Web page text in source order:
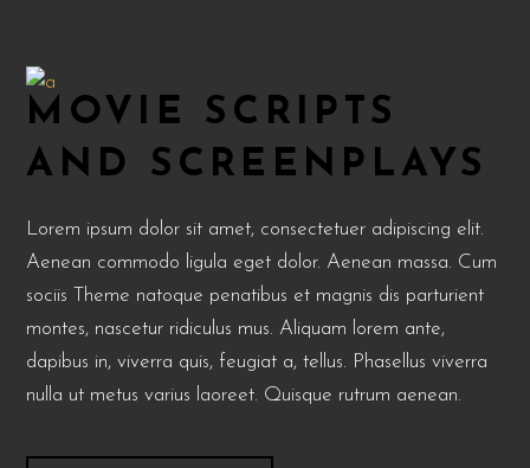
MOVIE SCRIPTS
AND SCREENPLAYS
Lorem ipsum dolor sit amet, consectetuer adipiscing elit.
Aenean commodo ligula eget dolor. Aenean massa. Cum
sociis Theme natoque penatibus et magnis dis parturient
montes, nascetur ridiculus mus. Aliquam lorem ante,
dapibus in, viverra quis, feugiat a, tellus. Phasellus viverra
nulla ut metus varius laoreet. Quisque rutrum aenean.